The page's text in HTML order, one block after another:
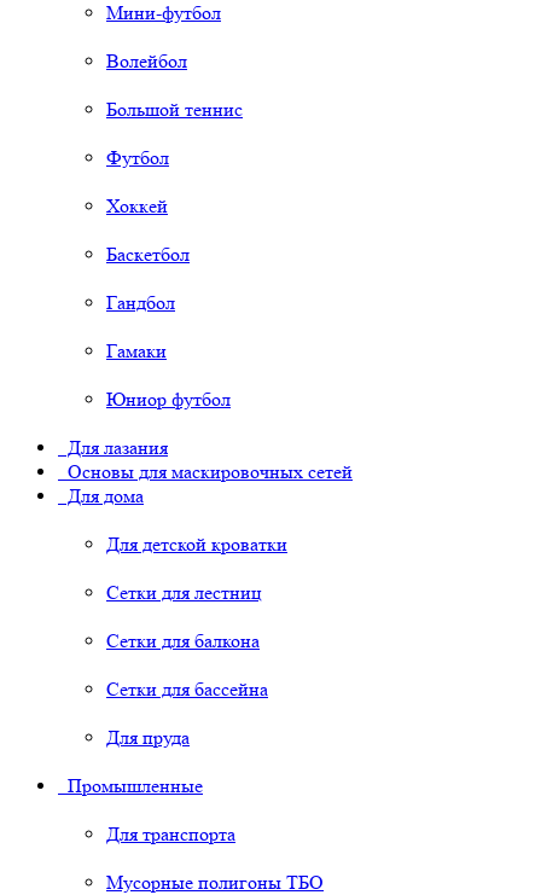
Мини-футбол
Волейбол
Большой теннис
Футбол
Хоккей
Баскетбол
Гандбол
Гамаки
Юниор футбол
Для лазания
Основы для маскировочных сетей
Для дома
Для детской кроватки
Сетки для лестниц
Сетки для балкона
Сетки для бассейна
Для пруда
Промышленные
Для транспорта
Мусорные полигоны ТБО